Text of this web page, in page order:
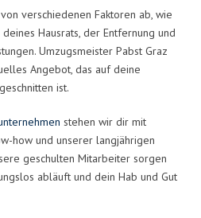
verschiedenen Faktoren ab, wie
Hausrats, der Entfernung und
Umzugsmeister Pabst Graz
Angebot, das auf deine
ist.
stehen wir dir mit
how und unserer langjährigen
geschulten Mitarbeiter sorgen
abläuft und dein Hab und Gut